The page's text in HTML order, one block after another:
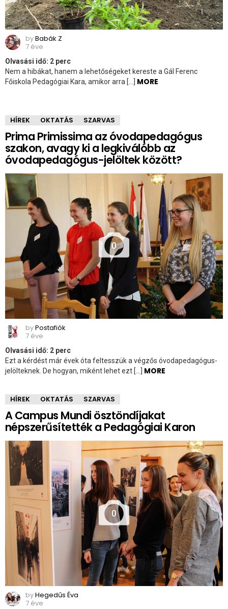
byBabák Z
7 éve
Olvasási idő: 2 perc
Nem a hibákat, hanem a lehetőségeket kereste a Gál Ferenc
Főiskola Pedagógiai Kara, amikor arra […] MORE
HÍREK OKTATÁS SZARVAS
Prima Primissima az óvodapedagógus
szakon, avagy ki a legkiválóbb az
óvodapedagógus-jelöltek között?
0
byPostafiók
7 éve
Olvasási idő: 2 perc
Ezt a kérdést már évek óta feltesszük a végzős óvodapedagógus-
jelölteknek. De hogyan, miként lehet ezt […] MORE
HÍREK OKTATÁS SZARVAS
A Campus Mundi ösztöndíjakat
népszerűsítették a Pedagógiai Karon
0
byHegedűs Éva
7 éve